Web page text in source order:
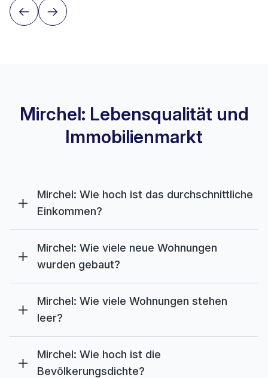
Mirchel: Lebensqualität und
Immobilienmarkt
Mirchel: Wie hoch ist das durchschnittliche
Einkommen?
Mirchel: Wie viele neue Wohnungen
wurden gebaut?
Mirchel: Wie viele Wohnungen stehen
leer?
Mirchel: Wie hoch ist die
Bevölkerungsdichte?